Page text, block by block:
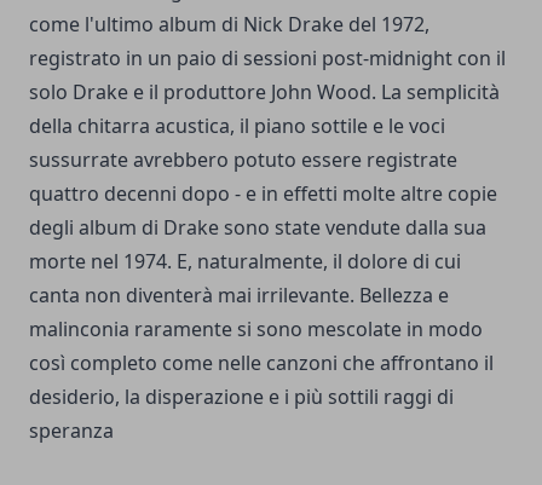
come l'ultimo album di Nick Drake del 1972,
registrato in un paio di sessioni post-midnight con il
solo Drake e il produttore John Wood. La semplicità
della chitarra acustica, il piano sottile e le voci
sussurrate avrebbero potuto essere registrate
quattro decenni dopo - e in effetti molte altre copie
degli album di Drake sono state vendute dalla sua
morte nel 1974. E, naturalmente, il dolore di cui
canta non diventerà mai irrilevante. Bellezza e
malinconia raramente si sono mescolate in modo
così completo come nelle canzoni che affrontano il
desiderio, la disperazione e i più sottili raggi di
speranza